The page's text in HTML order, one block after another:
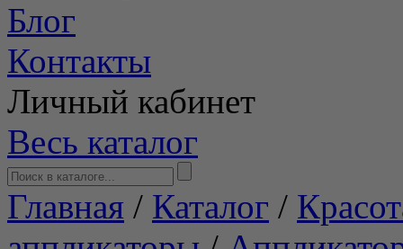
Блог
Контакты
Личный кабинет
Весь каталог
Главная / Каталог /